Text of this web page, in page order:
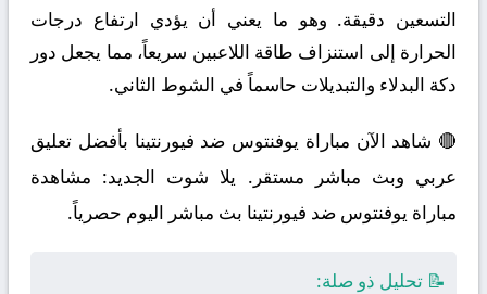
التسعين دقيقة. وهو ما يعني أن يؤدي ارتفاع درجات
الحرارة إلى استنزاف طاقة اللاعبين سريعاً، مما يجعل دور
دكة البدلاء والتبديلات حاسماً في الشوط الثاني.
🔴 شاهد الآن مباراة يوفنتوس ضد فيورنتينا بأفضل تعليق
عربي وبث مباشر مستقر. يلا شوت الجديد: مشاهدة
مباراة يوفنتوس ضد فيورنتينا بث مباشر اليوم حصرياً.
📝 تحليل ذو صلة: